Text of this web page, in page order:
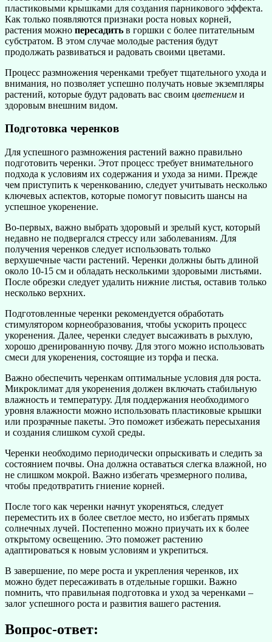
пластиковыми крышками для создания парникового эффекта.
Как только появляются признаки роста новых корней,
растения можно пересадить в горшки с более питательным
субстратом. В этом случае молодые растения будут
продолжать развиваться и радовать своими цветами.
Процесс размножения черенками требует тщательного ухода и
внимания, но позволяет успешно получать новые экземпляры
растений, которые будут радовать вас своим цветением и
здоровым внешним видом.
Подготовка черенков
Для успешного размножения растений важно правильно
подготовить черенки. Этот процесс требует внимательного
подхода к условиям их содержания и ухода за ними. Прежде
чем приступить к черенкованию, следует учитывать несколько
ключевых аспектов, которые помогут повысить шансы на
успешное укоренение.
Во-первых, важно выбрать здоровый и зрелый куст, который
недавно не подвергался стрессу или заболеваниям. Для
получения черенков следует использовать только
верхушечные части растений. Черенки должны быть длиной
около 10-15 см и обладать несколькими здоровыми листьями.
После обрезки следует удалить нижние листья, оставив только
несколько верхних.
Подготовленные черенки рекомендуется обработать
стимулятором корнеобразования, чтобы ускорить процесс
укоренения. Далее, черенки следует высаживать в рыхлую,
хорошо дренированную почву. Для этого можно использовать
смеси для укоренения, состоящие из торфа и песка.
Важно обеспечить черенкам оптимальные условия для роста.
Микроклимат для укоренения должен включать стабильную
влажность и температуру. Для поддержания необходимого
уровня влажности можно использовать пластиковые крышки
или прозрачные пакеты. Это поможет избежать пересыхания
и создания слишком сухой среды.
Черенки необходимо периодически опрыскивать и следить за
состоянием почвы. Она должна оставаться слегка влажной, но
не слишком мокрой. Важно избегать чрезмерного полива,
чтобы предотвратить гниение корней.
После того как черенки начнут укореняться, следует
переместить их в более светлое место, но избегать прямых
солнечных лучей. Постепенно можно приучать их к более
открытому освещению. Это поможет растению
адаптироваться к новым условиям и укрепиться.
В завершение, по мере роста и укрепления черенков, их
можно будет пересаживать в отдельные горшки. Важно
помнить, что правильная подготовка и уход за черенками –
залог успешного роста и развития вашего растения.
Вопрос-ответ: